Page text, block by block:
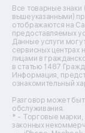
Ремонт
Ремонт
Ремонт
Ремонт dj-
Ремонт
Ремонт
Ремонт
Ремонт
Ремонт
Ремонт
Ремонт 3d-
Ремонт
Все товарные знаки
вышеуказанными)
отображаются на
предоставляемых
Данные услуги
сервисных центрах
лицами в
в статью 1487
Информация,
ознакомительный
Разговор может
обслуживания.
* - Торговые марки,
законных